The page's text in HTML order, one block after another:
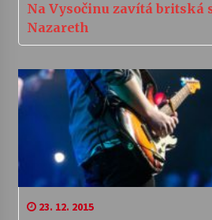
Na Vysočinu zavítá britská
Nazareth
23. 12. 2015